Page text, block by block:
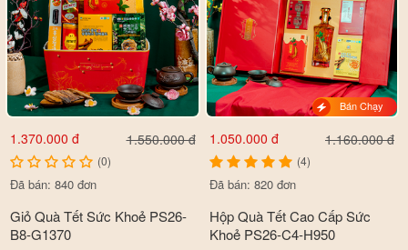
1.370.000 đ 1.550.000 đ
(0)
Đã bán: 840 đơn
Giỏ Quà Tết Sức Khoẻ PS26-
B8-G1370
Bán Chạy
1.050.000 đ 1.160.000 đ
(4)
Đã bán: 820 đơn
Hộp Quà Tết Cao Cấp Sức
Khoẻ PS26-C4-H950